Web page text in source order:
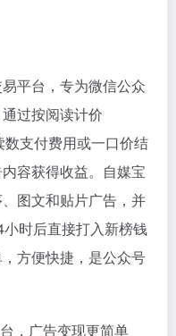
平台，专为微信公众
过按阅读计价
数支付费用或一口价结
容获得收益。自媒宝
图文和贴片广告，并
时后直接打入新榜钱
方便快捷，是公众号